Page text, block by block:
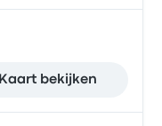
Kaart bekijken